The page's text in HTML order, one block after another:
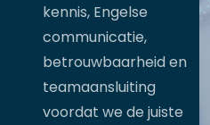
kennis, Engelse
communicatie,
betrouwbaarheid en
teamaansluiting
voordat we de juiste